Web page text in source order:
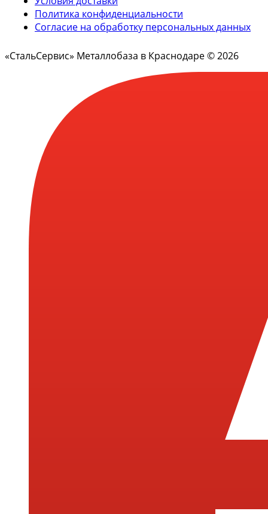
Политика конфиденциальности
Согласие на обработку персональных данных
«СтальСервис» Металлобаза в Краснодаре © 2026